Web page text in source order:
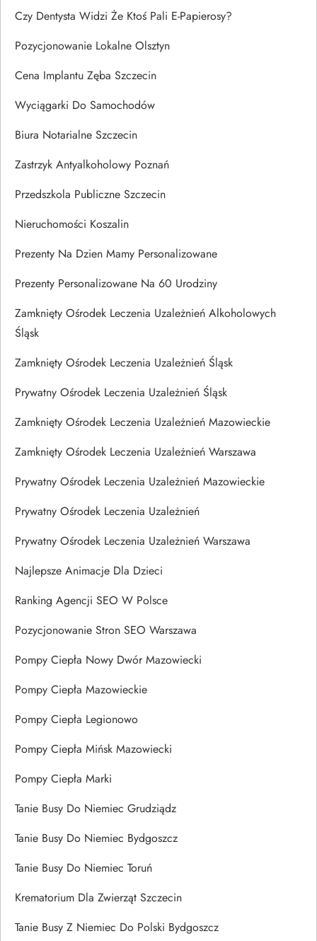
Czy Dentysta Widzi Że Ktoś Pali E-Papierosy?
Pozycjonowanie Lokalne Olsztyn
Cena Implantu Zęba Szczecin
Wyciągarki Do Samochodów
Biura Notarialne Szczecin
Zastrzyk Antyalkoholowy Poznań
Przedszkola Publiczne Szczecin
Nieruchomości Koszalin
Prezenty Na Dzien Mamy Personalizowane
Prezenty Personalizowane Na 60 Urodziny
Zamknięty Ośrodek Leczenia Uzależnień Alkoholowych
Śląsk
Zamknięty Ośrodek Leczenia Uzależnień Śląsk
Prywatny Ośrodek Leczenia Uzależnień Śląsk
Zamknięty Ośrodek Leczenia Uzależnień Mazowieckie
Zamknięty Ośrodek Leczenia Uzależnień Warszawa
Prywatny Ośrodek Leczenia Uzależnień Mazowieckie
Prywatny Ośrodek Leczenia Uzależnień
Prywatny Ośrodek Leczenia Uzależnień Warszawa
Najlepsze Animacje Dla Dzieci
Ranking Agencji SEO W Polsce
Pozycjonowanie Stron SEO Warszawa
Pompy Ciepła Nowy Dwór Mazowiecki
Pompy Ciepła Mazowieckie
Pompy Ciepła Legionowo
Pompy Ciepła Mińsk Mazowiecki
Pompy Ciepła Marki
Tanie Busy Do Niemiec Grudziądz
Tanie Busy Do Niemiec Bydgoszcz
Tanie Busy Do Niemiec Toruń
Krematorium Dla Zwierząt Szczecin
Tanie Busy Z Niemiec Do Polski Bydgoszcz